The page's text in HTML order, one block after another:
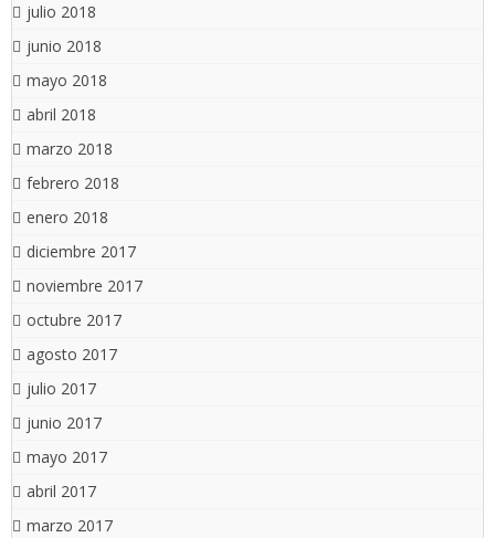
julio 2018
junio 2018
mayo 2018
abril 2018
marzo 2018
febrero 2018
enero 2018
diciembre 2017
noviembre 2017
octubre 2017
agosto 2017
julio 2017
junio 2017
mayo 2017
abril 2017
marzo 2017